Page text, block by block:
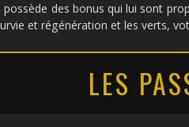
des bonus qui lui sont
et régénération et les verts,
LES